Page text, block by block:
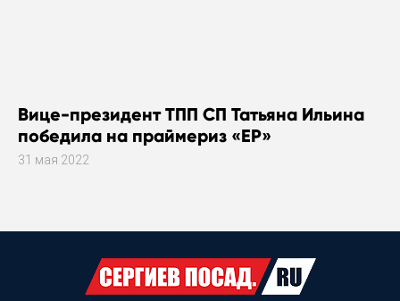
Вице-президент ТПП СП Татьяна Ильина
победила на праймериз «ЕР»
31 мая 2022